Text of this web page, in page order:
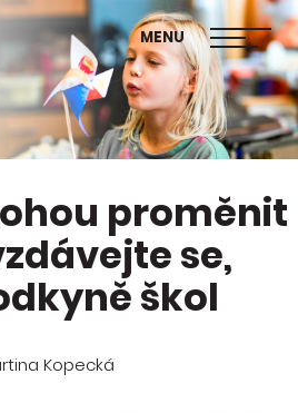
MENU
Publikace Mapa změny
proměnit
se,
škol
Kopecká